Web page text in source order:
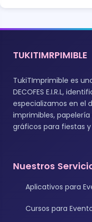
TUKITIMRPIMIBLE
TukiTImprimible es
DECOFES E.I.R.L,
especializamos en el
imprimibles,
gráficos para fiestas
Nuestros
Aplicativos para
Cursos para